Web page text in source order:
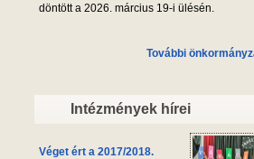
döntött a 2026. március 19-i ülésén.
További
Intézmények hírei
Véget ért a 2017/2018.